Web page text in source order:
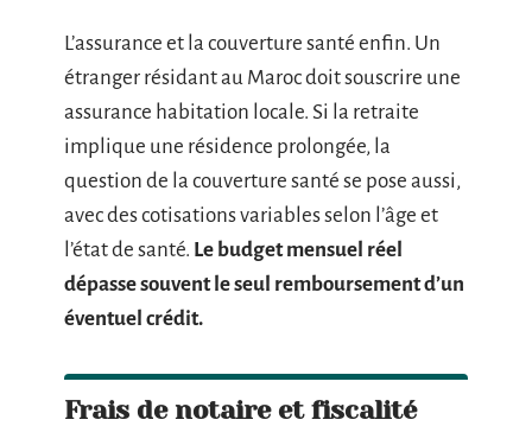
L’assurance et la couverture santé enfin. Un
étranger résidant au Maroc doit souscrire une
assurance habitation locale. Si la retraite
implique une résidence prolongée, la
question de la couverture santé se pose aussi,
avec des cotisations variables selon l’âge et
l’état de santé. Le budget mensuel réel
dépasse souvent le seul remboursement d’un
éventuel crédit.
Frais de notaire et fiscalité